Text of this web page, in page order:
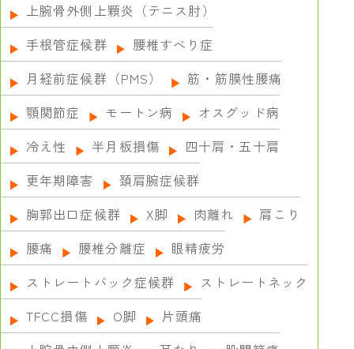
上腕骨外側上顆炎（テニス肘）
手根管症候群
腰椎すべり症
月経前症候群（PMS）
筋・筋膜性腰痛
顎関節症
モートン病
オスグッド病
冷え性
半月板損傷
四十肩・五十肩
更年期障害
頚肩腕症候群
胸郭出口症候群
X脚 肉離れ
肩こり
腰痛
腰椎分離症
眼精疲労
ストレートバック症候群
ストレートネック
TFCC損傷
О脚
片頭痛